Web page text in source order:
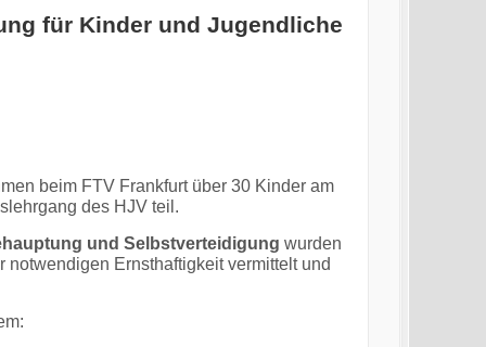
für Kinder und Jugendliche
beim FTV Frankfurt über 30 Kinder am
des HJV teil.
und Selbstverteidigung wurden
notwendigen Ernsthaftigkeit vermittelt und